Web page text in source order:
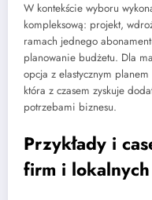
W kontekście wyboru
kompleksową: projekt,
ramach jednego
planowanie budżetu. Dla
opcja z elastycznym
która z czasem zyskuje
potrzebami biznesu.
Przykłady i
firm i